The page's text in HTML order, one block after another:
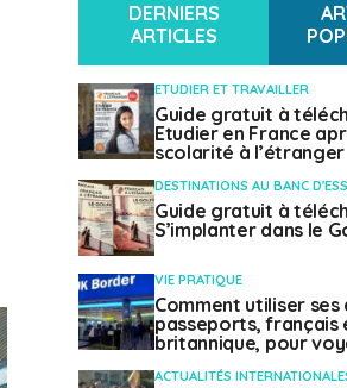
DERNIERS
ARTICLES
ETUDIER ET TRAVAILLER
Guide gratuit à
Etudier en France
scolarité à l’étranger
DESTINATIONS AU BANC
Guide gratuit à
S’implanter dans le
VIE PRATIQUE
Comment utiliser ses
passeports, français
britannique, pour
ACTUALITÉS